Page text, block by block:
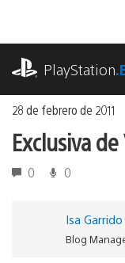
contenido
PlayStation
28 de febrero de 2011
Exclusiva
0 0
Isa Garrido
Blog